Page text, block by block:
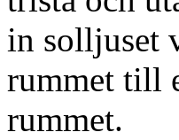
in solljuset
rummet till
rummet.